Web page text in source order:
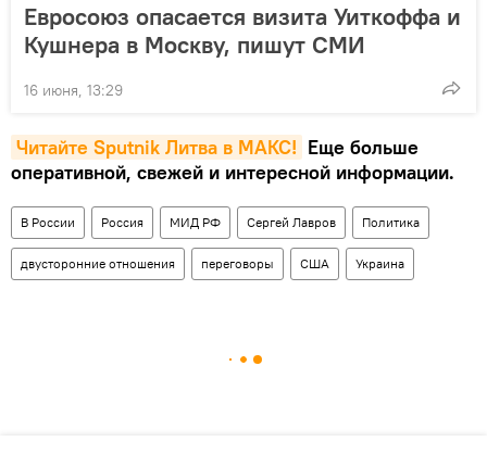
Евросоюз опасается визита Уиткоффа и
Кушнера в Москву, пишут СМИ
16 июня, 13:29
Читайте Sputnik Литва в MAКС! Еще больше
оперативной, свежей и интересной информации.
В России Россия МИД РФ Сергей Лавров Политика
двусторонние отношения переговоры США Украина